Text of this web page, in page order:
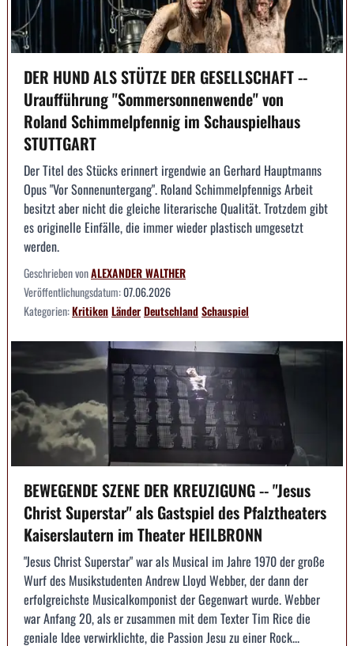
DER HUND ALS STÜTZE DER GESELLSCHAFT --
Uraufführung "Sommersonnenwende" von
Roland Schimmelpfennig im Schauspielhaus
STUTTGART
Der Titel des Stücks erinnert irgendwie an Gerhard Hauptmanns
Opus "Vor Sonnenuntergang". Roland Schimmelpfennigs Arbeit
besitzt aber nicht die gleiche literarische Qualität. Trotzdem gibt
es originelle Einfälle, die immer wieder plastisch umgesetzt
werden.
Geschrieben vonALEXANDER WALTHER
Veröffentlichungsdatum:07.06.2026
Kategorien:KritikenLänderDeutschlandSchauspiel
BEWEGENDE SZENE DER KREUZIGUNG -- "Jesus
Christ Superstar" als Gastspiel des Pfalztheaters
Kaiserslautern im Theater HEILBRONN
"Jesus Christ Superstar" war als Musical im Jahre 1970 der große
Wurf des Musikstudenten Andrew Lloyd Webber, der dann der
erfolgreichste Musicalkomponist der Gegenwart wurde. Webber
war Anfang 20, als er zusammen mit dem Texter Tim Rice die
geniale Idee verwirklichte, die Passion Jesu zu einer Rock...